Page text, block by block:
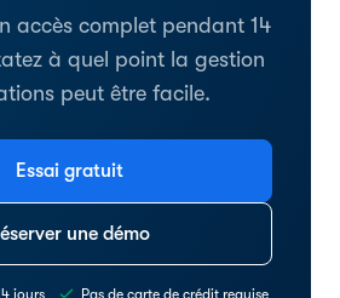
accès complet pendant 14
à quel point la gestion
peut être facile.
Essai gratuit
une démo
jours Pas de carte de crédit requise